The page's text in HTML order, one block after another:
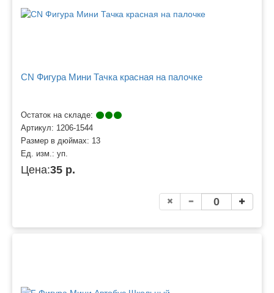
CN Фигура Мини Тачка красная на палочке
Остаток на складе:
Артикул: 1206-1544
Размер в дюймах: 13
Ед. изм.: уп.
Цена:35 р.